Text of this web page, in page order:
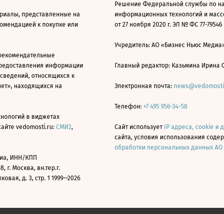
представленные на
к покупке или
информации
относящихся к
находящихся на
в виджетах
vedomosti.ru: СМИ2,
ИНН/КПП
г. Москва, вн.тер.г.
д. 3, стр. 1 1999—2026
Решение Федеральной службы по
информационных технологий и
от 27 ноября 2020 г. ЭЛ № ФС 77-79546
Учредитель: АО «Бизнес Ньюс
Главный редактор: Казьмина Ирина
Электронная почта:
Телефон: +7 495 956-34-58
Сайт использует IP адреса, cookie и
сайта, условия использования
обработки персональных данных